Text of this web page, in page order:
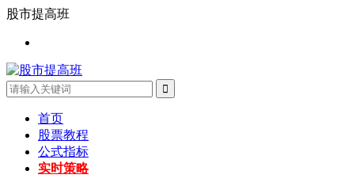
股市提高班
首页
股票教程
公式指标
实时策略